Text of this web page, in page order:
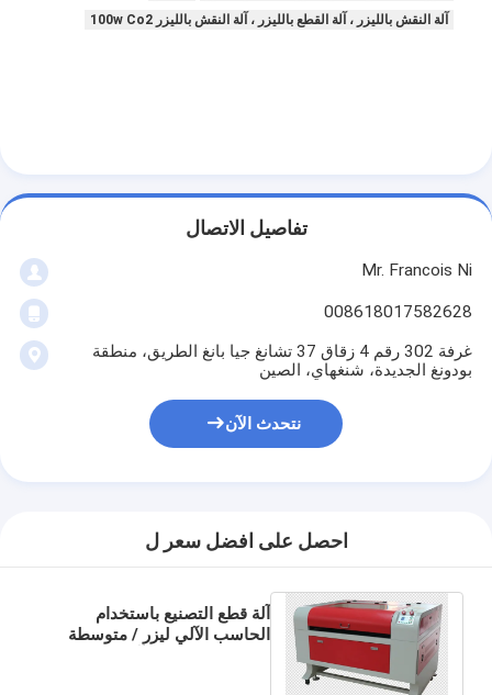
وظيفة الصحافة المعدات
آلة النقش بالليزر ، آلة القطع بالليزر ، آلة النقش بالليزر 100w Co2
تفاصيل الاتصال
Mr. Francois Ni
008618017582628
غرفة 302 رقم 4 زقاق 37 تشانغ جيا بانغ الطريق، منطقة
بودونغ الجديدة، شنغهاي، الصين
نتحدث الآن
احصل على افضل سعر ل
آلة قطع التصنيع باستخدام
الحاسب الآلي ليزر / متوسطة